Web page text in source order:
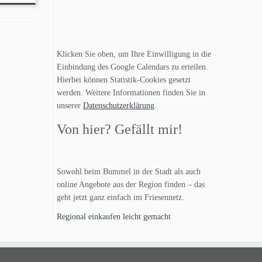
Klicken Sie oben, um Ihre Einwilligung in die
Einbindung des Google Calendars zu erteilen.
Hierbei können Statistik-Cookies gesetzt
werden. Weitere Informationen finden Sie in
unserer Datenschutzerklärung.
Von hier? Gefällt mir!
Sowohl beim Bummel in der Stadt als auch
online Angebote aus der Region finden – das
geht jetzt ganz einfach im Friesennetz.
Regional einkaufen leicht gemacht